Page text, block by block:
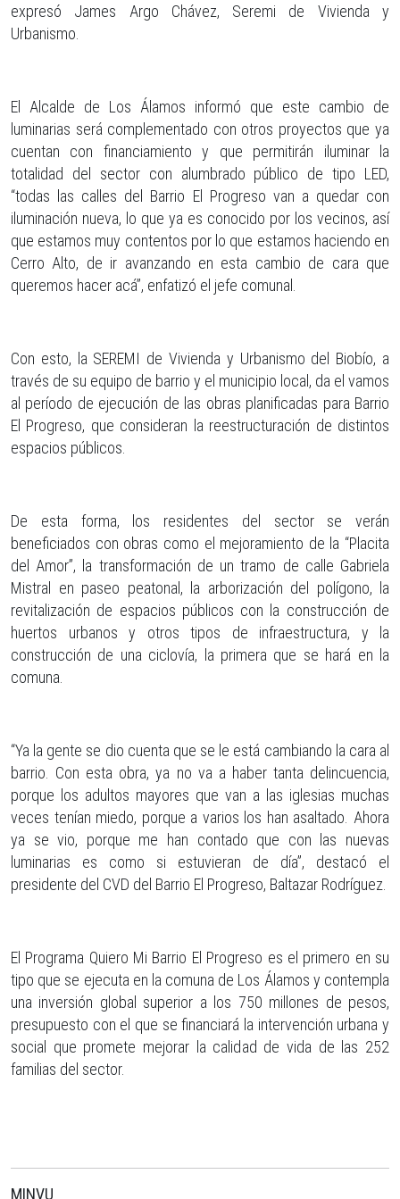
expresó James Argo Chávez, Seremi de Vivienda y
Urbanismo.
El Alcalde de Los Álamos informó que este cambio de
luminarias será complementado con otros proyectos que ya
cuentan con financiamiento y que permitirán iluminar la
totalidad del sector con alumbrado público de tipo LED,
“todas las calles del Barrio El Progreso van a quedar con
iluminación nueva, lo que ya es conocido por los vecinos, así
que estamos muy contentos por lo que estamos haciendo en
Cerro Alto, de ir avanzando en esta cambio de cara que
queremos hacer acá”, enfatizó el jefe comunal.
Con esto, la SEREMI de Vivienda y Urbanismo del Biobío, a
través de su equipo de barrio y el municipio local, da el vamos
al período de ejecución de las obras planificadas para Barrio
El Progreso, que consideran la reestructuración de distintos
espacios públicos.
De esta forma, los residentes del sector se verán
beneficiados con obras como el mejoramiento de la “Placita
del Amor”, la transformación de un tramo de calle Gabriela
Mistral en paseo peatonal, la arborización del polígono, la
revitalización de espacios públicos con la construcción de
huertos urbanos y otros tipos de infraestructura, y la
construcción de una ciclovía, la primera que se hará en la
comuna.
“Ya la gente se dio cuenta que se le está cambiando la cara al
barrio. Con esta obra, ya no va a haber tanta delincuencia,
porque los adultos mayores que van a las iglesias muchas
veces tenían miedo, porque a varios los han asaltado. Ahora
ya se vio, porque me han contado que con las nuevas
luminarias es como si estuvieran de día”, destacó el
presidente del CVD del Barrio El Progreso, Baltazar Rodríguez.
El Programa Quiero Mi Barrio El Progreso es el primero en su
tipo que se ejecuta en la comuna de Los Álamos y contempla
una inversión global superior a los 750 millones de pesos,
presupuesto con el que se financiará la intervención urbana y
social que promete mejorar la calidad de vida de las 252
familias del sector.
MINVU